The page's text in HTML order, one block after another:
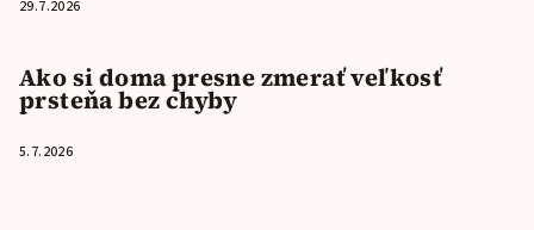
29.7.2026
Ako si doma presne zmerať veľkosť
prsteňa bez chyby
5.7.2026